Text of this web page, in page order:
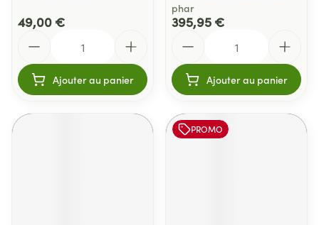
49,00 €
Ajouter au panier
phar
395,95 €
Ajouter au panier
PROMO